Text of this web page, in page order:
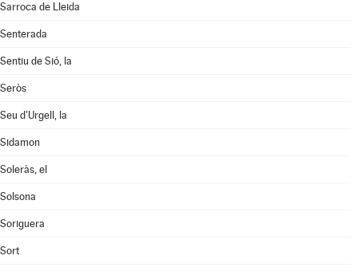
Sarroca de Lleida
Senterada
Sentiu de Sió, la
Seròs
Seu d'Urgell, la
Sidamon
Soleràs, el
Solsona
Soriguera
Sort